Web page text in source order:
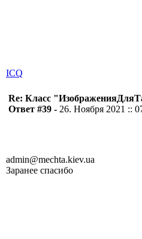
ICQ
Re: Класс
Ответ #39 - 26. Ноября 2021 ::
admin@mechta.kiev.ua
Заранее спасибо